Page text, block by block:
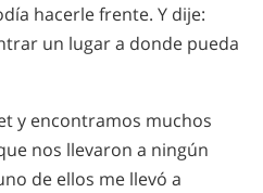
hacerle frente. Y dije:
un lugar a donde pueda
y encontramos muchos
nos llevaron a ningún
de ellos me llevó a